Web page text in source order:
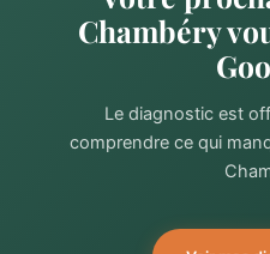
Chambéry
Le diagnostic est
comprendre ce qui